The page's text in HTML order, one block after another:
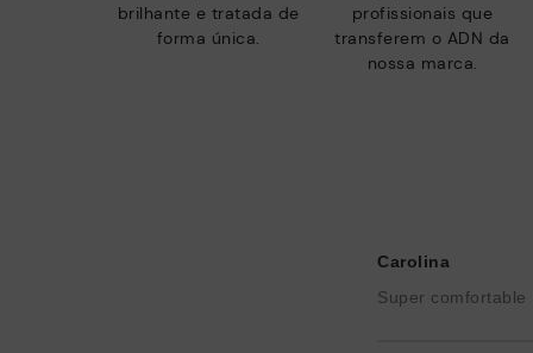
brilhante e tratada de
forma única.
profissionais que
transferem o ADN da
nossa marca.
Carolina
Super comfortable